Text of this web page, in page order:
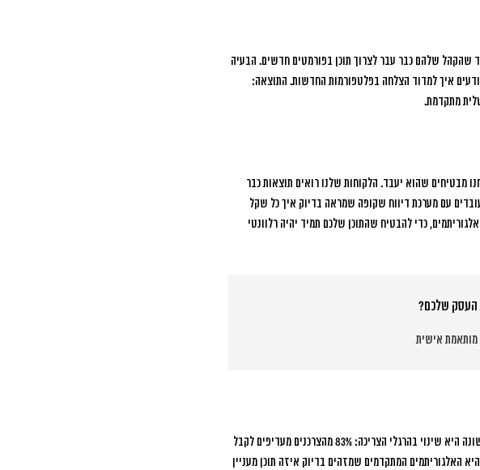
שהקהל שלהם כבר עבר לצרוך תוכן בפורמטים חדשים. הבעיה
איך למדוד הצלחה בפלטפורמות החדשות. התוצאה:
מתקדמת.
מבטיחים שהוא יעבד. הלקוחות שלנו רואים תוצאות כבר
280% בחשיפה, 190% בהתעסקות, ו-145% בהמרות. אנחנו עובדים עם מערכת דיווח שקופה שמראה בדיוק איך כל שקל
כדי להבטיח שהתוכן שלכם תמיד יהיה רלוונטי
העסק שלכם?
מותאמת אישית
83% מהצרכנים מעדיפים לקבל
האלגוריתמים המתקדמים שמזהים בדיוק איזה תוכן מעניין